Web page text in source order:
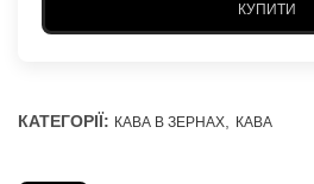
КУПИТИ
КАТЕГОРІЇ: КАВА В ЗЕРНАХ, КАВА